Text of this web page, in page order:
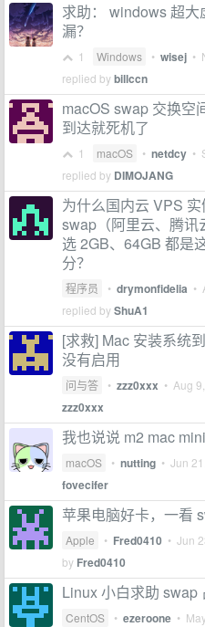
求助： windows 超
漏？
1 Windows • wisej •
replied bybillccn
macOS swap 交换空
到达就死机了
1 macOS • netdcy •
replied by DIMOJANG
为什么国内云 VPS
swap（阿里云、腾讯
选 2GB、64GB 都是
分？
程序员 • drymonfidelia •
replied byShuA1
[求救] Mac 安装系统
没有启用
问与答 • zzz0xxx • Aug
zzz0xxx
我也说说 m2 mac
macOS • nutting • Jun
fovecifer
苹果电脑好卡，一看
Apple • Fred0410 • Jun
by Fred0410
Linux 小白求助 swap
CentOS • ezeroone •